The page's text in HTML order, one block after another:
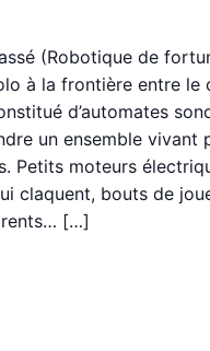
(Robotique de
à la frontière entre
d’automates
un ensemble vivant
Petits moteurs
claquent, bouts de
[…]